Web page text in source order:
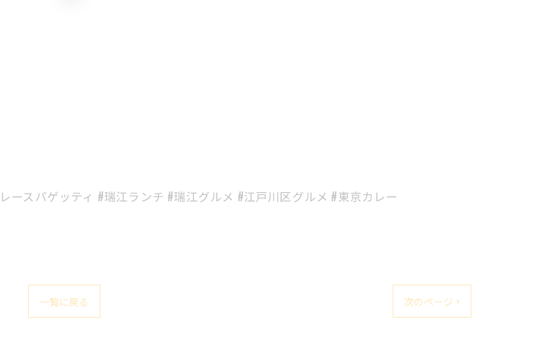
スパゲッティ #瑞江ランチ #瑞江グルメ #江戸川区グルメ #東京カレー
一覧に戻る 次のページ >